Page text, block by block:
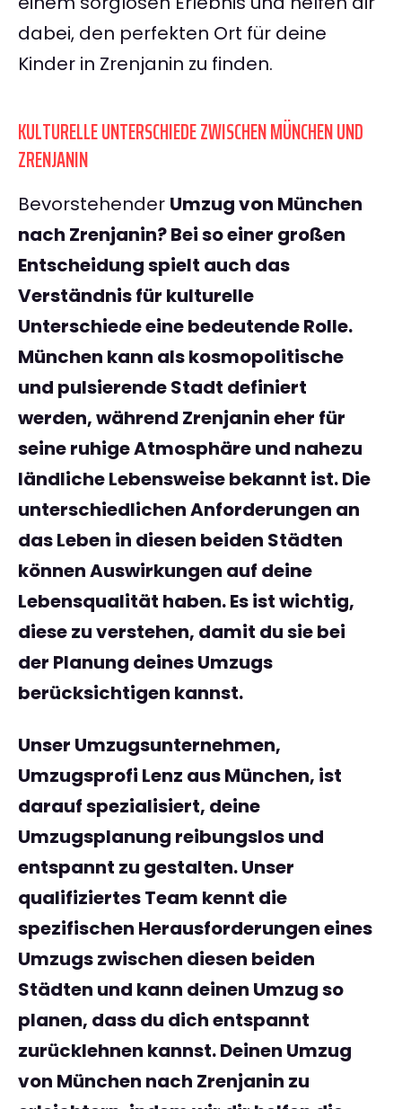
dabei, den perfekten Ort für deine
Kinder in Zrenjanin zu finden.
KULTURELLE UNTERSCHIEDE ZWISCHEN MÜNCHEN UND
ZRENJANIN
Bevorstehender Umzug von München
nach Zrenjanin? Bei so einer großen
Entscheidung spielt auch das
Verständnis für kulturelle
Unterschiede eine bedeutende Rolle.
München kann als kosmopolitische
und pulsierende Stadt definiert
werden, während Zrenjanin eher für
seine ruhige Atmosphäre und nahezu
ländliche Lebensweise bekannt ist. Die
unterschiedlichen Anforderungen an
das Leben in diesen beiden Städten
können Auswirkungen auf deine
Lebensqualität haben. Es ist wichtig,
diese zu verstehen, damit du sie bei
der Planung deines Umzugs
berücksichtigen kannst.
Unser Umzugsunternehmen,
Umzugsprofi Lenz aus München, ist
darauf spezialisiert, deine
Umzugsplanung reibungslos und
entspannt zu gestalten. Unser
qualifiziertes Team kennt die
spezifischen Herausforderungen eines
Umzugs zwischen diesen beiden
Städten und kann deinen Umzug so
planen, dass du dich entspannt
zurücklehnen kannst. Deinen Umzug
von München nach Zrenjanin zu